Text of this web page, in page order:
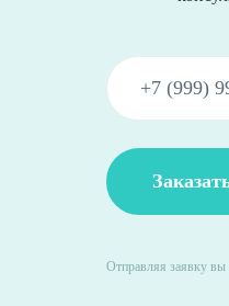
Отправляя заявку вы